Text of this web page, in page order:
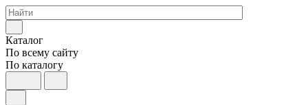
Каталог
По всему сайту
По каталогу